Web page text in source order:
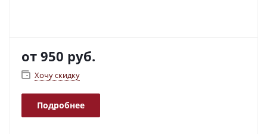
от 950 руб.
Хочу скидку
Подробнее